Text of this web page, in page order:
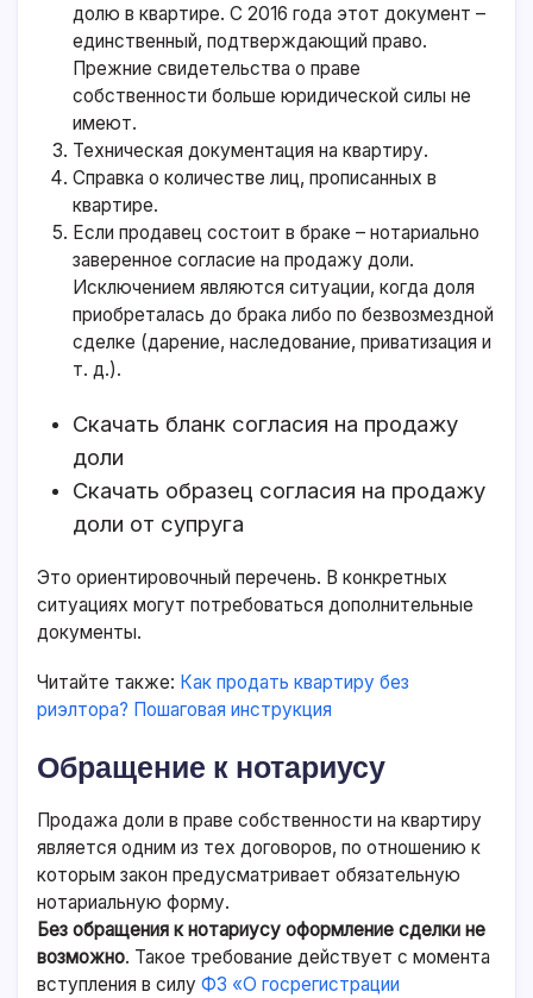
долю в квартире. С 2016 года этот документ –
единственный, подтверждающий право.
Прежние свидетельства о праве
собственности больше юридической силы не
имеют.
Техническая документация на квартиру.
Справка о количестве лиц, прописанных в
квартире.
Если продавец состоит в браке – нотариально
заверенное согласие на продажу доли.
Исключением являются ситуации, когда доля
приобреталась до брака либо по безвозмездной
сделке (дарение, наследование, приватизация и
т. д.).
Скачать бланк согласия на продажу
доли
Скачать образец согласия на продажу
доли от супруга
Это ориентировочный перечень. В конкретных
ситуациях могут потребоваться дополнительные
документы.
Читайте также: Как продать квартиру без
риэлтора? Пошаговая инструкция
Обращение к нотариусу
Продажа доли в праве собственности на квартиру
является одним из тех договоров, по отношению к
которым закон предусматривает обязательную
нотариальную форму.
Без обращения к нотариусу оформление сделки не
возможно. Такое требование действует с момента
вступления в силуФЗ «О госрегистрации